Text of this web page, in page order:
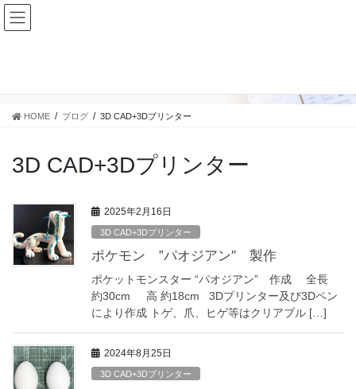
コ
ン
ナ
ビ
HOME ブログ 3D CAD+3Dプリンター
3D CAD+3Dプリンター
2025年2月16日
3D CAD+3Dプリンター
ポケモン ”パオジアン″ 製作
ポケットモンスター “パオジアン” 作成 全長
約30cm 高 約18cm 3Dプリンター及び3Dペン
により作成 トゲ、爪、ヒゲ等はクリアブル […]
2024年8月25日
3D CAD+3Dプリンター